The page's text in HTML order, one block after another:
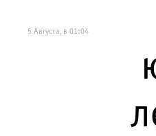
5 Августа, в 01:04